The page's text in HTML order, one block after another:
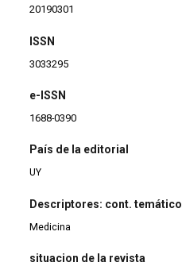
20190301
ISSN
3033295
e-ISSN
1688-0390
País de la editorial
UY
Descriptores: cont. temático
Medicina
situacion de la revista